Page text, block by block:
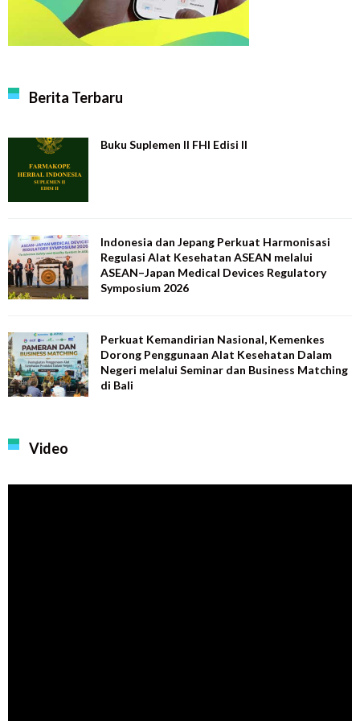
Berita Terbaru
Buku Suplemen II FHI Edisi II
Indonesia dan Jepang Perkuat Harmonisasi
Regulasi Alat Kesehatan ASEAN melalui
ASEAN–Japan Medical Devices Regulatory
Symposium 2026
Perkuat Kemandirian Nasional, Kemenkes
Dorong Penggunaan Alat Kesehatan Dalam
Negeri melalui Seminar dan Business Matching
di Bali
Video